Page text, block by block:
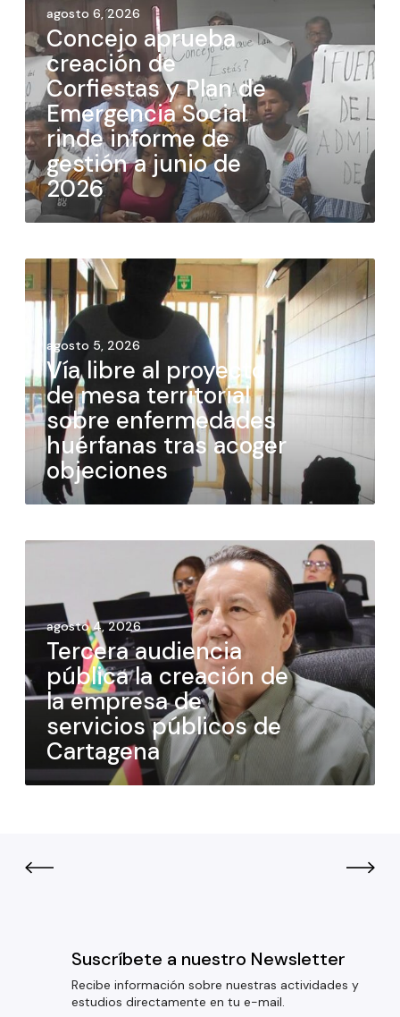
agosto 6, 2026
Concejo aprueba
creación de
Corfiestas y Plan de
Emergencia Social
rinde informe de
gestión a junio de
2026
agosto 5, 2026
Vía libre al proyecto
de mesa territorial
sobre enfermedades
huérfanas tras acoger
objeciones
agosto 4, 2026
Tercera audiencia
pública la creación de
la empresa de
servicios públicos de
Cartagena
Suscríbete a nuestro Newsletter
Recibe información sobre nuestras actividades y
estudios directamente en tu e-mail.